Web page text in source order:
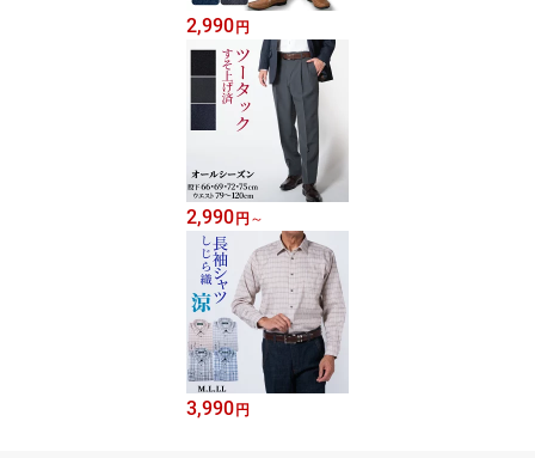
2,990 円
2,990 円 ～
3,990 円